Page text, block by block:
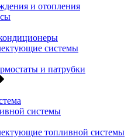
и отопления
системы
и патрубки
системы
топливной системы